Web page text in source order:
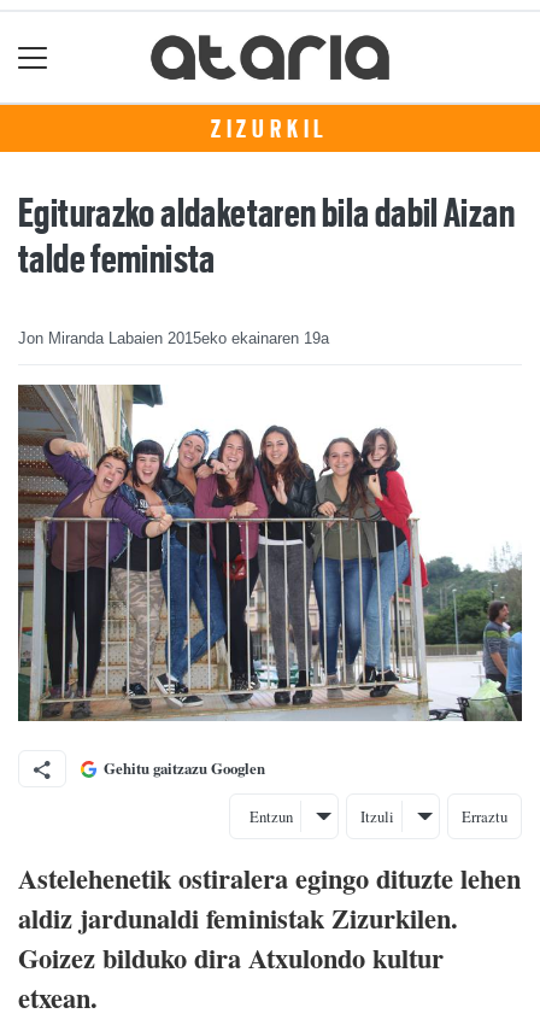
ZIZURKIL
Egiturazko aldaketaren bila dabil Aizan
talde feminista
Jon Miranda Labaien 2015eko ekainaren 19a
Gehitu gaitzazu Googlen
Entzun Itzuli Erraztu
Astelehenetik ostiralera egingo dituzte lehen
aldiz jardunaldi feministak Zizurkilen.
Goizez bilduko dira Atxulondo kultur
etxean.